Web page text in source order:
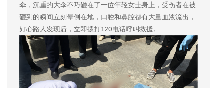
伞，沉重的大伞不巧砸在了一位年轻女士身上，受伤者在被
砸到的瞬间立刻晕倒在地，口腔和鼻腔都有大量血液流出，
好心路人发现后，立即拨打120电话呼叫救援。